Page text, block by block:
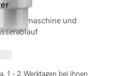
und
1 - 2 Werktagen bei Ihnen